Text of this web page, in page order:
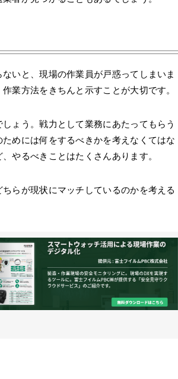
いと、現場の作業員が戸惑ってしまいま
業方法をきちんと示すことが大切です。
ょう。戦力として業務にあたってもらう
めには何をするべきかを考えなくてはな
やるべきことはたくさんあります。
らが現状にマッチしているのかを考える